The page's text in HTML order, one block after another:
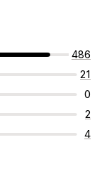
486
21
0
2
4